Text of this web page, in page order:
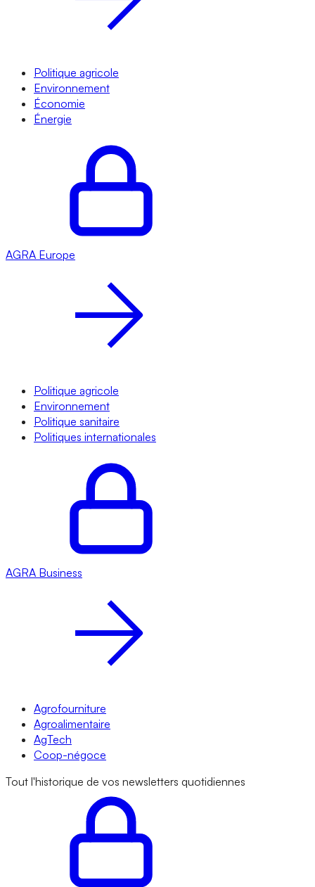
Politique agricole
Environnement
Économie
Énergie
AGRA Europe
Politique agricole
Environnement
Politique sanitaire
Politiques internationales
AGRA Business
Agrofourniture
Agroalimentaire
AgTech
Coop-négoce
Tout l'historique de vos newsletters quotidiennes